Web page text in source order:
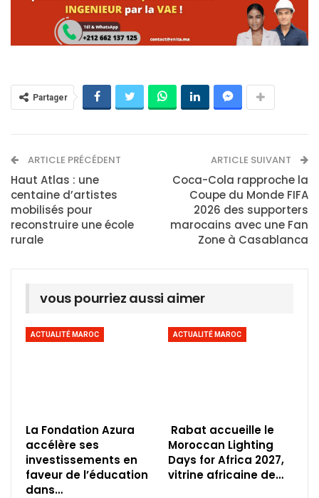
Partager
ARTICLE PRÉCÉDENT
Haut Atlas : une
centaine d’artistes
mobilisés pour
reconstruire une école
rurale
ARTICLE SUIVANT
Coca-Cola rapproche la
Coupe du Monde FIFA
2026 des supporters
marocains avec une Fan
Zone à Casablanca
vous pourriez aussi aimer
ACTUALITÉ MAROC
La Fondation Azura
accélère ses
investissements en
faveur de l’éducation
dans…
ACTUALITÉ MAROC
Rabat accueille le
Moroccan Lighting
Days for Africa 2027,
vitrine africaine de…